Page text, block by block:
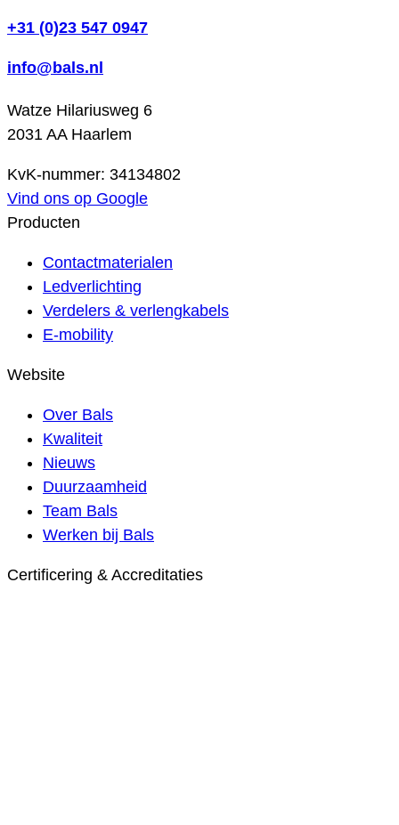
+31 (0)23 547 0947
info@bals.nl
Watze Hilariusweg 6
2031 AA Haarlem
KvK-nummer: 34134802
Vind ons op Google
Producten
Contactmaterialen
Ledverlichting
Verdelers & verlengkabels
E-mobility
Website
Over Bals
Kwaliteit
Nieuws
Duurzaamheid
Team Bals
Werken bij Bals
Certificering & Accreditaties